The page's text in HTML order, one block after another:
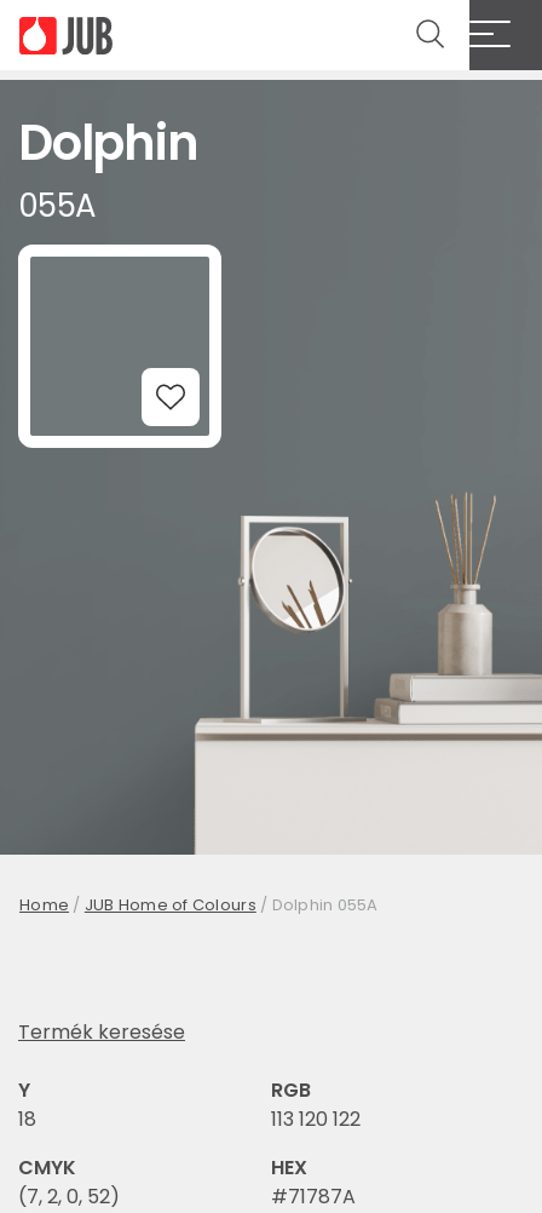
Dolphin
055A
Add to Wishlist
Home / JUB Home of Colours / Dolphin 055A
Termék keresése
Y
18
RGB
113 120 122
CMYK
(7, 2, 0, 52)
HEX
#71787A